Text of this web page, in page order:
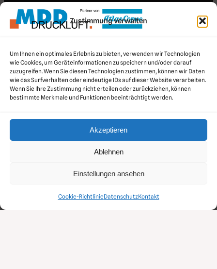
Zustimmung verwalten
Um Ihnen ein optimales Erlebnis zu bieten, verwenden wir Technologien
wie Cookies, um Geräteinformationen zu speichern und/oder darauf
zuzugreifen. Wenn Sie diesen Technologien zustimmen, können wir Daten
wie das Surfverhalten oder eindeutige IDs auf dieser Website verarbeiten.
Wenn Sie Ihre Zustimmung nicht erteilen oder zurückziehen, können
bestimmte Merkmale und Funktionen beeinträchtigt werden.
Akzeptieren
Ablehnen
Einstellungen ansehen
Cookie-RichtlinieDatenschutzKontakt
Search for an article
Telefon: 03644 54270 • E-Mail: info@mdd-druckluft.de